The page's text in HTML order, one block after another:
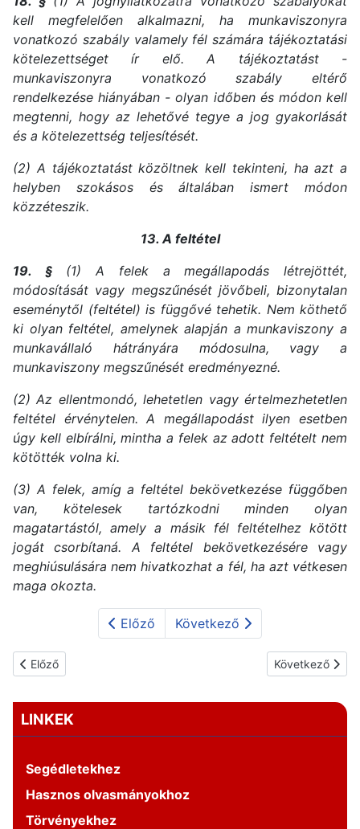
LINKEK
Segédletekhez
Hasznos olvasmányokhoz
Törvényekhez
kell megfelelően alkalmazni, ha munkaviszonyra
vonatkozó szabály valamely fél számára tájékoztatási
kötelezettséget ír elő. A tájékoztatást -
munkaviszonyra vonatkozó szabály eltérő
rendelkezése hiányában - olyan időben és módon kell
megtenni, hogy az lehetővé tegye a jog gyakorlását
és a kötelezettség teljesítését.
(2) A tájékoztatást közöltnek kell tekinteni, ha azt a
helyben szokásos és általában ismert módon
közzéteszik.
13. A feltétel
19. §(1) A felek a megállapodás létrejöttét,
módosítását vagy megszűnését jövőbeli, bizonytalan
eseménytől (feltétel) is függővé tehetik. Nem köthető
ki olyan feltétel, amelynek alapján a munkaviszony a
munkavállaló hátrányára módosulna, vagy a
munkaviszony megszűnését eredményezné.
(2) Az ellentmondó, lehetetlen vagy értelmezhetetlen
feltétel érvénytelen. A megállapodást ilyen esetben
úgy kell elbírálni, mintha a felek az adott feltételt nem
kötötték volna ki.
(3) A felek, amíg a feltétel bekövetkezése függőben
van, kötelesek tartózkodni minden olyan
magatartástól, amely a másik fél feltételhez kötött
jogát csorbítaná. A feltétel bekövetkezésére vagy
meghiúsulására nem hivatkozhat a fél, ha azt vétkesen
maga okozta.
Előző Következő
Előző cikk: Neveléssel-oktatással lekötött óraszámok változása
Előző Következő
Következő